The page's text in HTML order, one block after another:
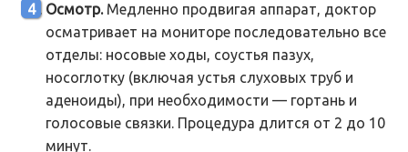
Осмотр.Медленно продвигая аппарат, доктор
осматривает на мониторе последовательно все
отделы: носовые ходы, соустья пазух,
носоглотку (включая устья слуховых труб и
аденоиды), при необходимости — гортань и
голосовые связки. Процедура длится от 2 до 10
минут.